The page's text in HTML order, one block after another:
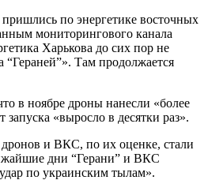
по энергетике восточных
мониторингового канала
Харькова до сих пор не
“Гераней”». Там продолжается
в ноябре дроны нанесли «более
запуска «выросло в десятки раз».
и ВКС, по их оценке, стали
дни “Герани” и ВКС
по украинским тылам».